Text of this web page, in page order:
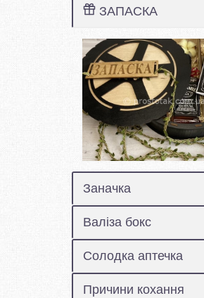
ЗАПАСКА
Заначка
Валіза бокс
Солодка аптечка
Причини кохання